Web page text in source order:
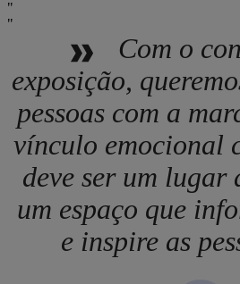
Com o
exposição,
pessoas com a
vínculo emocional
deve ser um lugar
um espaço que
e inspire as